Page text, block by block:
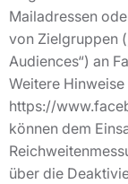
Mailadressen
von Zielgruppen
Audiences“) an
Weitere
https://
können dem
über die